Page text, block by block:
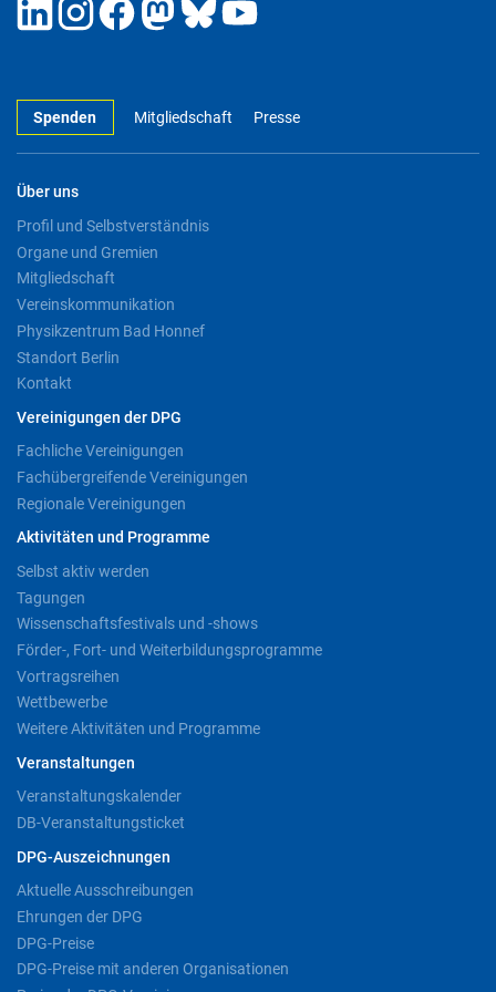
Spenden Mitgliedschaft Presse
Über uns
Profil und Selbstverständnis
Organe und Gremien
Mitgliedschaft
Vereinskommunikation
Physikzentrum Bad Honnef
Standort Berlin
Kontakt
Vereinigungen der DPG
Fachliche Vereinigungen
Fachübergreifende Vereinigungen
Regionale Vereinigungen
Aktivitäten und Programme
Selbst aktiv werden
Tagungen
Wissenschaftsfestivals und -shows
Förder-, Fort- und Weiterbildungsprogramme
Vortragsreihen
Wettbewerbe
Weitere Aktivitäten und Programme
Veranstaltungen
Veranstaltungskalender
DB-Veranstaltungsticket
DPG-Auszeichnungen
Aktuelle Ausschreibungen
Ehrungen der DPG
DPG-Preise
DPG-Preise mit anderen Organisationen